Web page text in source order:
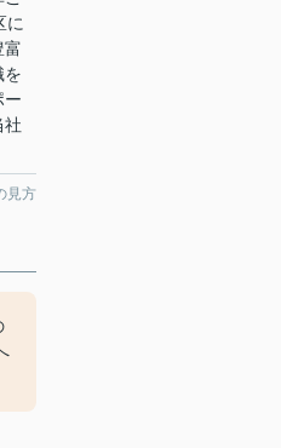
に
富
を
ー
社
見方